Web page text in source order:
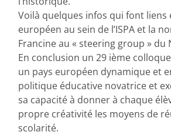
Voilà quelques infos qui font liens
européen au sein de l’ISPA et la
Francine au « steering group » du
En conclusion un 29 ième colloque
un pays européen dynamique et
politique éducative novatrice et
sa capacité à donner à chaque
propre créativité les moyens de
scolarité.